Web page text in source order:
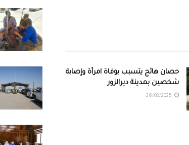
حصان هائج يتسبب بوفاة امرأة وإصابة
شخصين بمدينة ديرالزور